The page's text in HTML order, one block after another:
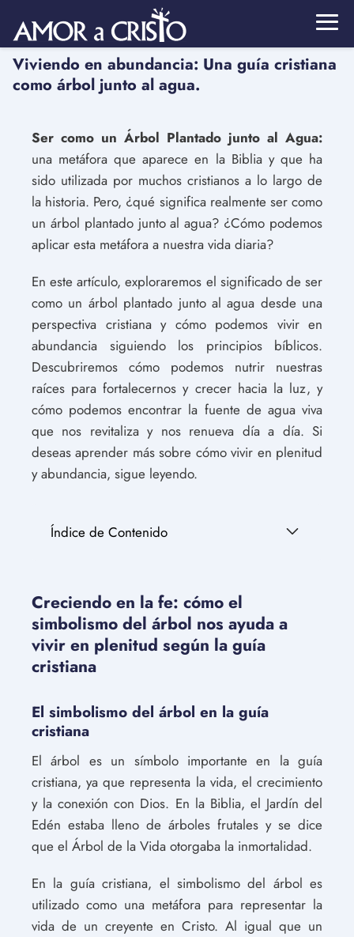
Viviendo en abundancia: Una guía cristiana
como árbol junto al agua.
Ser como un Árbol Plantado junto al Agua:
una metáfora que aparece en la Biblia y que ha
sido utilizada por muchos cristianos a lo largo de
la historia. Pero, ¿qué significa realmente ser como
un árbol plantado junto al agua? ¿Cómo podemos
aplicar esta metáfora a nuestra vida diaria?
En este artículo, exploraremos el significado de ser
como un árbol plantado junto al agua desde una
perspectiva cristiana y cómo podemos vivir en
abundancia siguiendo los principios bíblicos.
Descubriremos cómo podemos nutrir nuestras
raíces para fortalecernos y crecer hacia la luz, y
cómo podemos encontrar la fuente de agua viva
que nos revitaliza y nos renueva día a día. Si
deseas aprender más sobre cómo vivir en plenitud
y abundancia, sigue leyendo.
Índice de Contenido
Creciendo en la fe: cómo el
simbolismo del árbol nos ayuda a
vivir en plenitud según la guía
cristiana
El simbolismo del árbol en la guía
cristiana
El árbol es un símbolo importante en la guía
cristiana, ya que representa la vida, el crecimiento
y la conexión con Dios. En la Biblia, el Jardín del
Edén estaba lleno de árboles frutales y se dice
que el Árbol de la Vida otorgaba la inmortalidad.
En la guía cristiana, el simbolismo del árbol es
utilizado como una metáfora para representar la
vida de un creyente en Cristo. Al igual que un